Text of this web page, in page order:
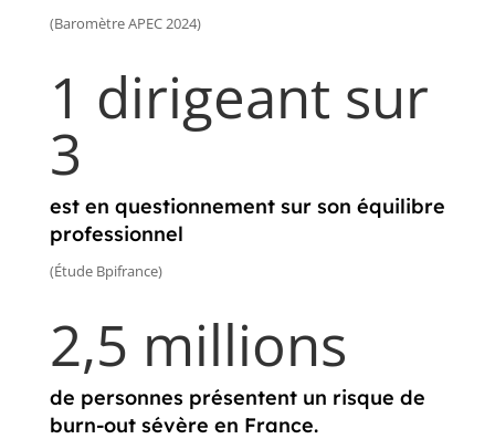
(Baromètre APEC 2024)
1 dirigeant sur
3
est en questionnement sur son équilibre
professionnel
(Étude Bpifrance)
2,5 millions
de personnes présentent un risque de
burn-out sévère en France.